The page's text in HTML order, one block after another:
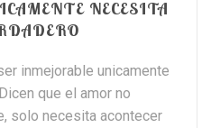
NECESITA
inmejorable unicamente
que el amor no
solo necesita acontecer